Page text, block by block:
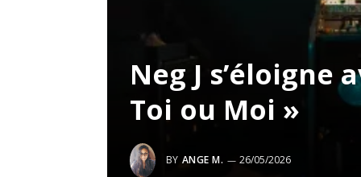
Neg J s’éloigne
Toi ou Moi »
BY ANGE M. 26/05/2026